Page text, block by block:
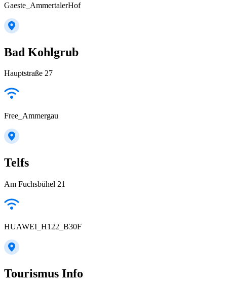
Gaeste_AmmertalerHof
Bad Kohlgrub
Hauptstraße 27
Free_Ammergau
Telfs
Am Fuchsbühel 21
HUAWEI_H122_B30F
Tourismus Info